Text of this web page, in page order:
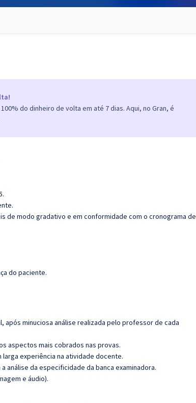
do dinheiro de volta em até 7 dias. Aqui, no Gran, é
de modo gradativo e em conformidade com o cronograma de
do paciente.
minuciosa análise realizada pelo professor de cada
aspectos mais cobrados nas provas.
experiência na atividade docente.
análise da especificidade da banca examinadora.
e áudio).